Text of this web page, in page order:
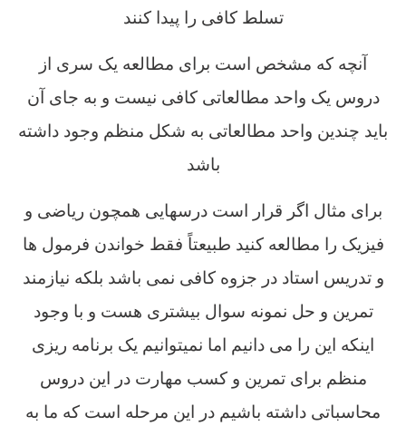
تسلط کافی را پیدا کنند
آنچه که مشخص است برای مطالعه یک سری از
دروس یک واحد مطالعاتی کافی نیست و به جای آن
باید چندین واحد مطالعاتی به شکل منظم وجود داشته
باشد
برای مثال اگر قرار است درسهایی همچون ریاضی و
فیزیک را مطالعه کنید طبیعتاً فقط خواندن فرمول ها
و تدریس استاد در جزوه کافی نمی باشد بلکه نیازمند
تمرین و حل نمونه سوال بیشتری هست و با وجود
اینکه این را می دانیم اما نمیتوانیم یک برنامه ریزی
منظم برای تمرین و کسب مهارت در این دروس
محاسباتی داشته باشیم در این مرحله است که ما به